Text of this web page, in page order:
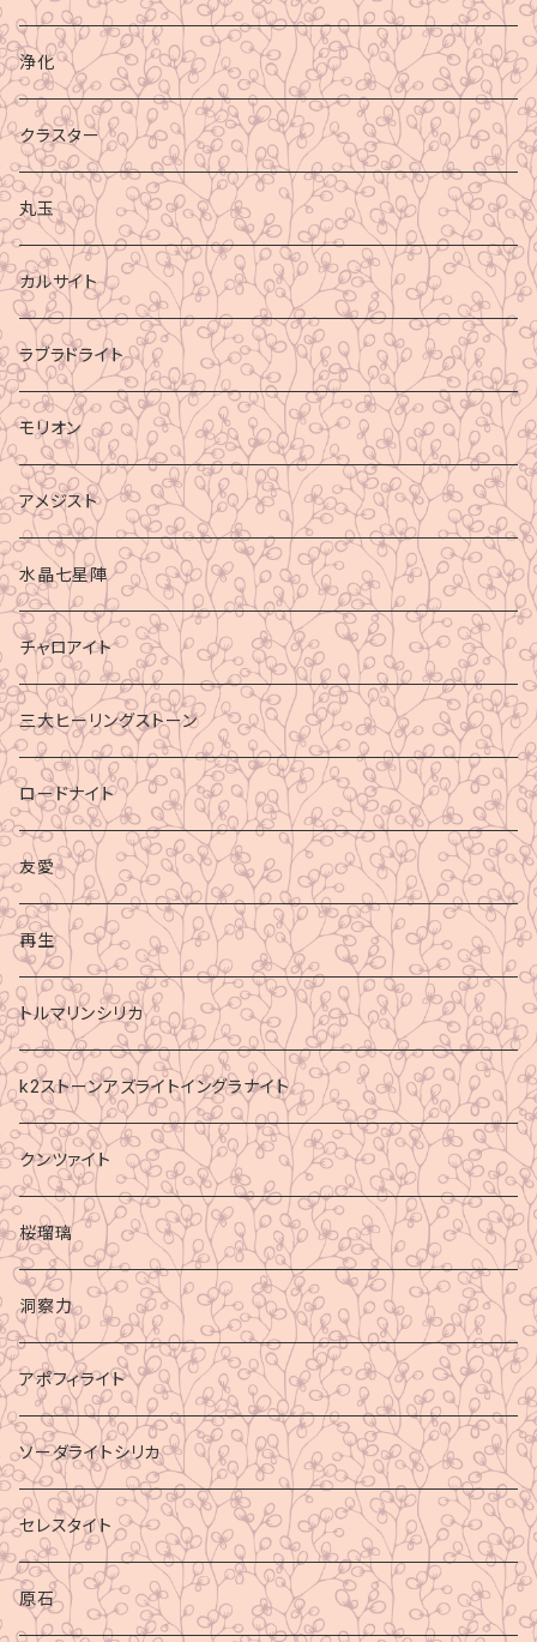
浄化
クラスター
丸玉
カルサイト
ラブラドライト
モリオン
アメジスト
水晶七星陣
チャロアイト
三大ヒーリングストーン
ロードナイト
友愛
再生
トルマリンシリカ
k2ストーンアズライトイングラナイト
クンツァイト
桜瑠璃
洞察力
アポフィライト
ソーダライトシリカ
セレスタイト
原石